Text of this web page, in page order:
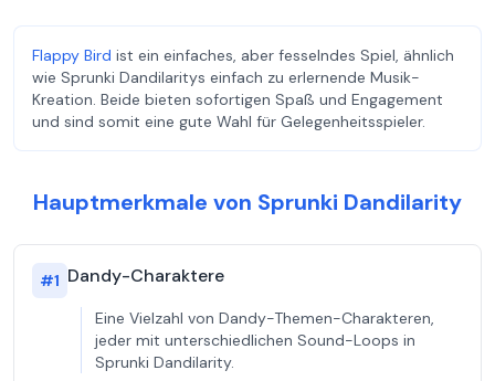
Flappy Bird ist ein einfaches, aber fesselndes Spiel, ähnlich
wie Sprunki Dandilaritys einfach zu erlernende Musik-
Kreation. Beide bieten sofortigen Spaß und Engagement
und sind somit eine gute Wahl für Gelegenheitsspieler.
Hauptmerkmale von Sprunki Dandilarity
#1 Dandy-Charaktere
Eine Vielzahl von Dandy-Themen-Charakteren,
jeder mit unterschiedlichen Sound-Loops in
Sprunki Dandilarity.